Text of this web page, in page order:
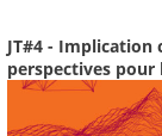
JT#4 - Implication
perspectives pour